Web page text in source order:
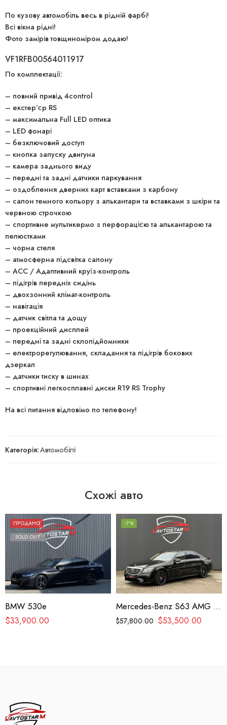
По кузову автомобіль весь в рідній фарбі!
Всі вікна рідні!
Фото замірів товщиноміром додаю!
VF1RFB00564011917
По комплектації:
– повний привід 4control
– екстер’єр RS
– максимальна Full LED оптика
– LED фонарі
– безключовий доступ
– кнопка запуску двигуна
– камера заднього виду
– передні та задні датчики паркування
– оздоблення дверних карт вставками з карбону
– салон темного кольору з алькантари та вставками з шкіри та
червною строчкою
– спортивне мультикермо з перфорацією та алькантарою та
пелюстками
– чорна стеля
– атмосферна підсвітка салону
– ACC / Адаптивний круїз-контроль
– підігрів передніх сидінь
– двохзонний клімат-контроль
– навігація
– датчик світла та дощу
– проекційний дисплей
– передні та задні склопідйомники
– електрорегулювання, складання та підігрів бокових
дзеркал
– датчики тиску в шинах
– спортивні легкосплавні диски R19 RS Trophy
На всі питання відповімо по телефону!
Категорія:Автомобілі
Схожі авто
ПРОДАНО
SOLD OUT
BMW 530e
$33,900.00
-7%
Mercedes-Benz S63 AMG 4matic+
$57,800.00 $53,500.00